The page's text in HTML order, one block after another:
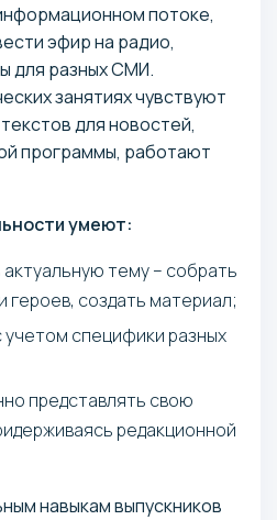
потоке,
эфир на радио,
для разных СМИ.
занятиях чувствуют
для новостей,
программы, работают
умеют:
тему – собрать
создать материал;
учетом специфики разных
представлять свою
редакционной
навыкам выпускников